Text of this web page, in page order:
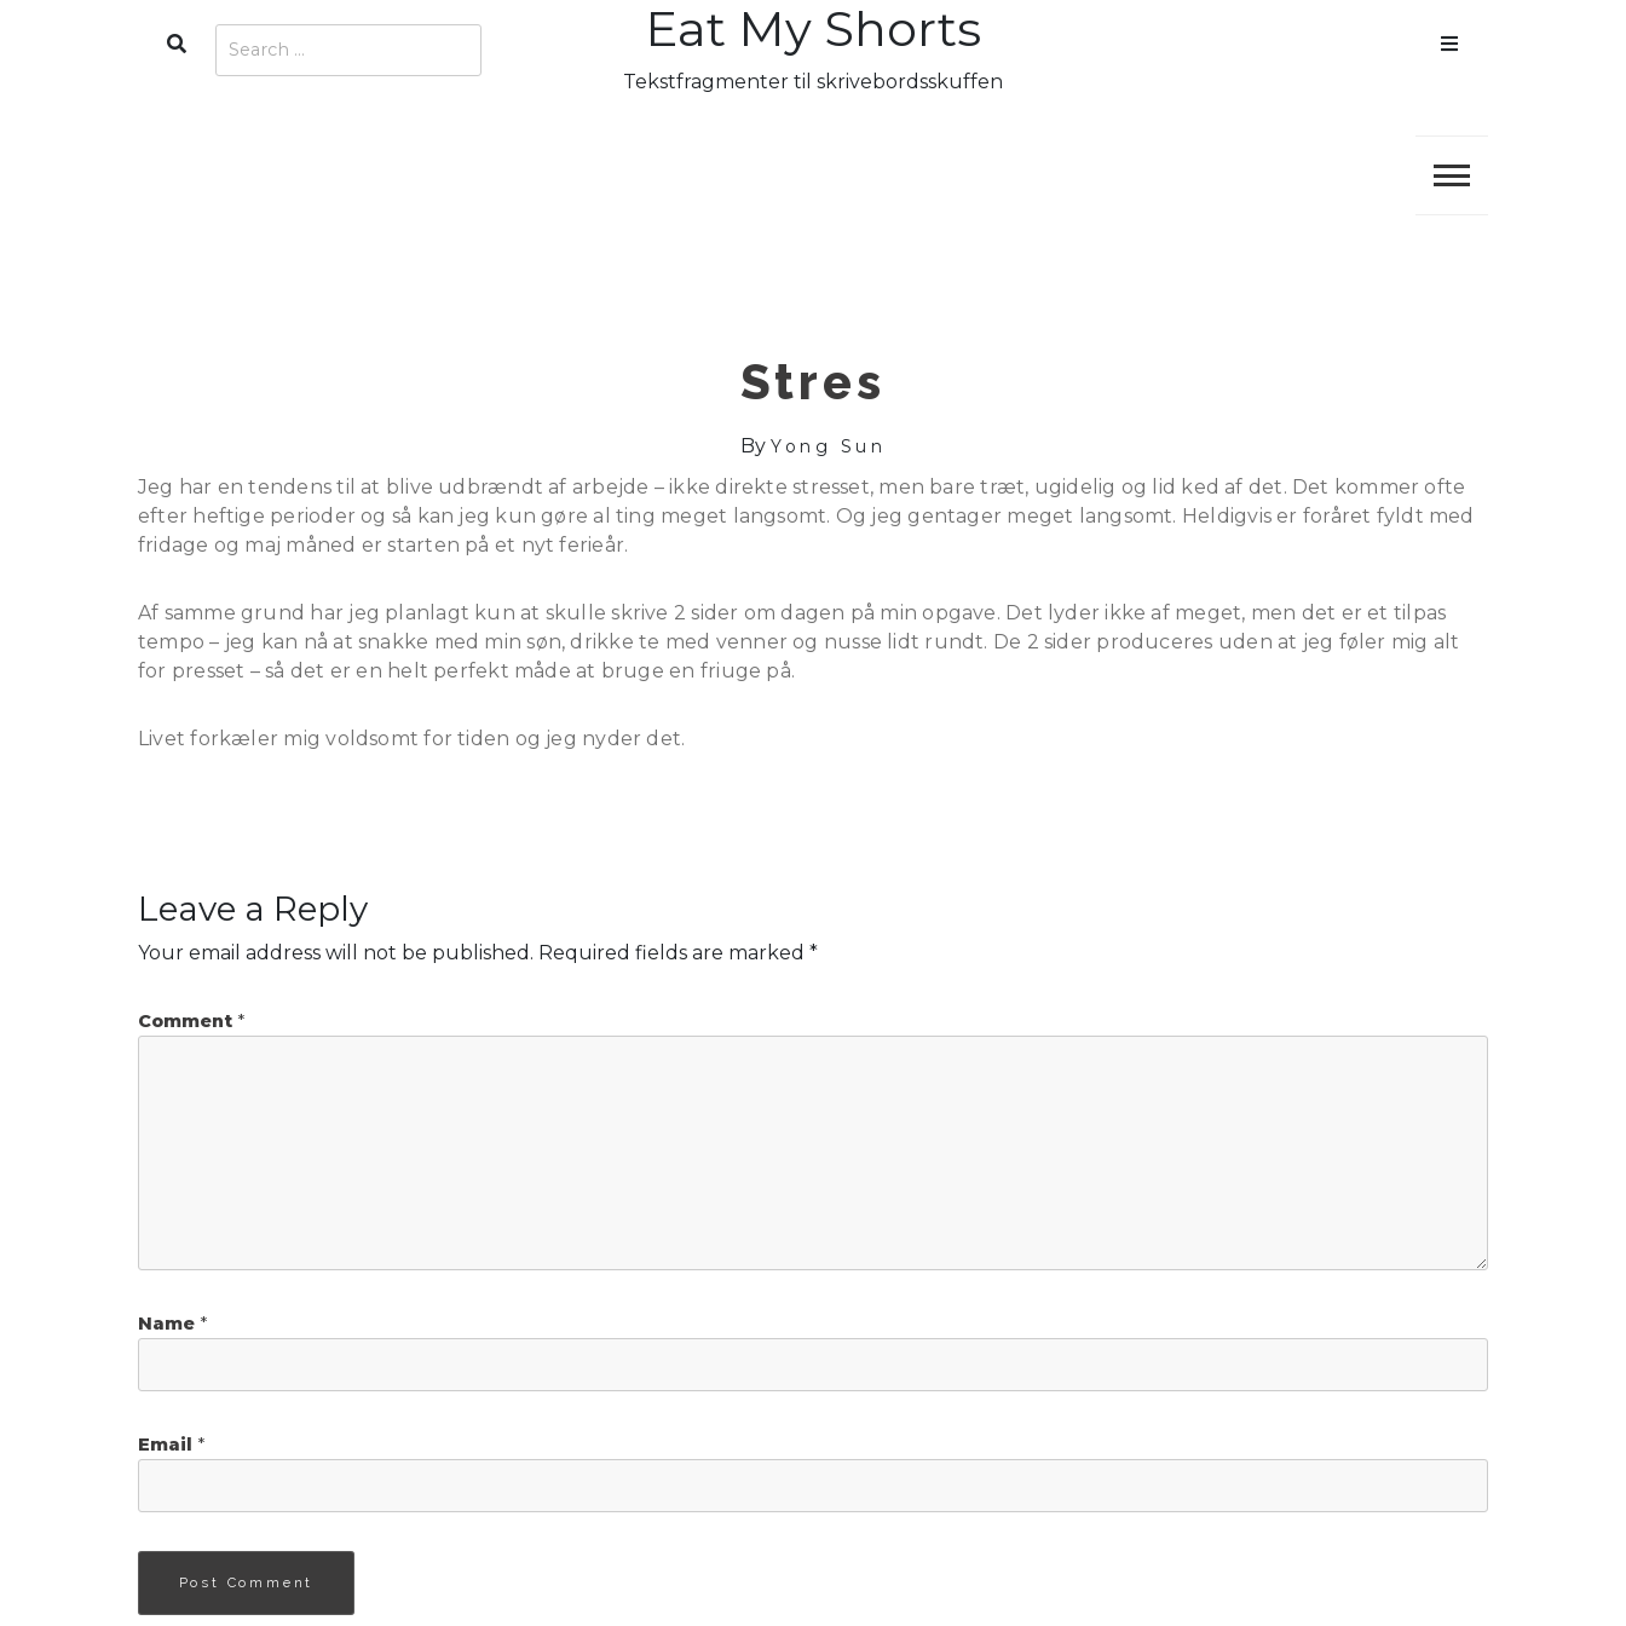
Search
for:
Eat My Shorts
Tekstfragmenter til skrivebordsskuffen
Stres
By Yong Sun
Jeg har en tendens til at blive udbrændt af arbejde – ikke direkte stresset, men bare træt, ugidelig og lid ked af det. Det kommer ofte
efter heftige perioder og så kan jeg kun gøre al ting meget langsomt. Og jeg gentager meget langsomt. Heldigvis er foråret fyldt med
fridage og maj måned er starten på et nyt ferieår.
Af samme grund har jeg planlagt kun at skulle skrive 2 sider om dagen på min opgave. Det lyder ikke af meget, men det er et tilpas
tempo – jeg kan nå at snakke med min søn, drikke te med venner og nusse lidt rundt. De 2 sider produceres uden at jeg føler mig alt
for presset – så det er en helt perfekt måde at bruge en friuge på.
Livet forkæler mig voldsomt for tiden og jeg nyder det.
Leave a Reply
Your email address will not be published. Required fields are marked *
Comment *
Name *
Email *